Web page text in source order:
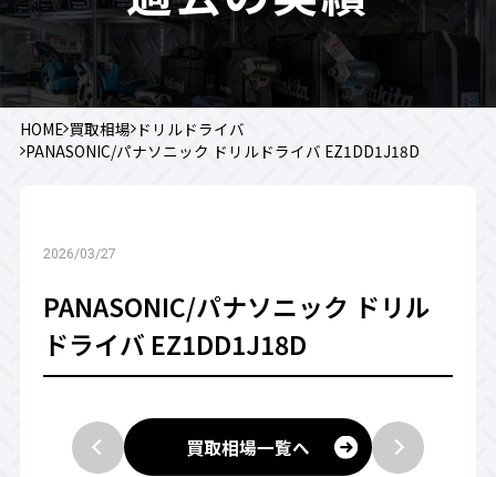
HOME 買取相場 ドリルドライバ
PANASONIC/パナソニック ドリルドライバ EZ1DD1J18D
2026/03/27
PANASONIC/パナソニック ドリル
ドライバ EZ1DD1J18D
買取相場一覧へ